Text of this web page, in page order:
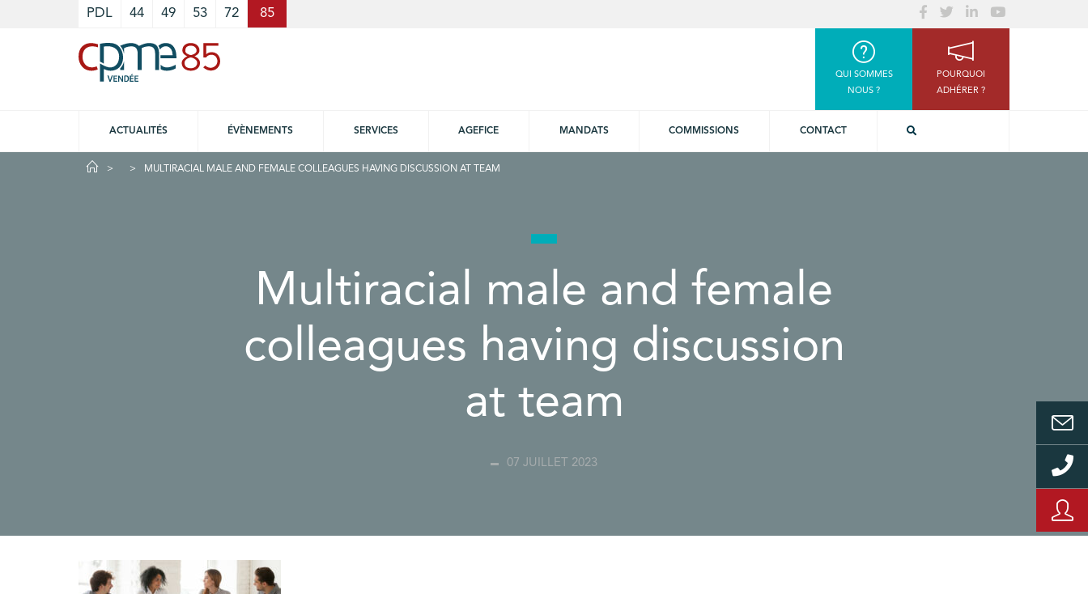
PDL 44 49 53 72 85
QUI SOMMES
NOUS ?
POURQUOI
ADHÉRER ?
ACTUALITÉS ÉVÈNEMENTS SERVICES AGEFICE MANDATS COMMISSIONS CONTACT
MULTIRACIAL MALE AND FEMALE COLLEAGUES HAVING DISCUSSION AT TEAM
Multiracial male and female
colleagues having discussion
at team
07 JUILLET 2023
Cookies management panel